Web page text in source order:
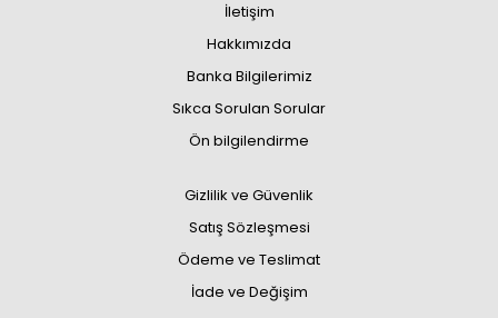
İletişim
Hakkımızda
Banka Bilgilerimiz
Sıkca Sorulan Sorular
Ön bilgilendirme
Gizlilik ve Güvenlik
Satış Sözleşmesi
Ödeme ve Teslimat
İade ve Değişim